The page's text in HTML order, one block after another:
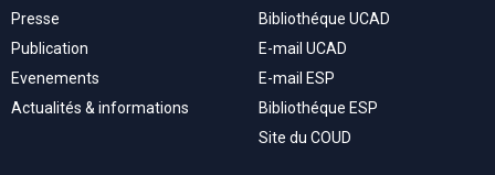
Presse
Publication
Evenements
Actualités & informations
Bibliothéque UCAD
E-mail UCAD
E-mail ESP
Bibliothéque ESP
Site du COUD